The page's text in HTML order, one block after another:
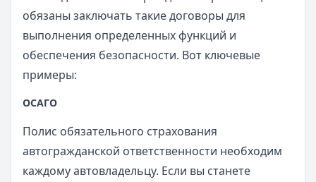
обязаны заключать такие договоры для
выполнения определенных функций и
обеспечения безопасности. Вот ключевые
примеры:
ОСАГО
Полис обязательного страхования
автогражданской ответственности необходим
каждому автовладельцу. Если вы станете